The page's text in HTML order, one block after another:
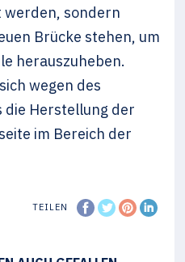
werden, sondern
Brücke stehen, um
herauszuheben.
wegen des
die Herstellung der
im Bereich der
TEILEN